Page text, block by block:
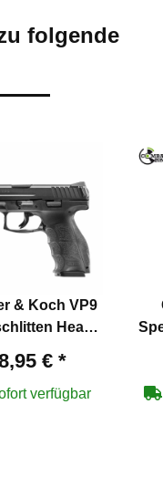
folgende
& Koch VP9
Heavy
Softair-
6 mm BB
€ *
verfügbar